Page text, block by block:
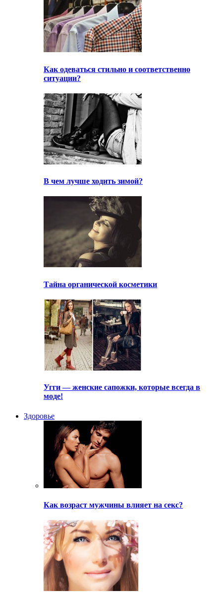
Как одеваться стильно и соответственно
ситуации?
В чем лучше ходить зимой?
Тайна органической косметики
Угги — женские сапожки, которые всегда в
моде!
Здоровье
Как возраст мужчины влияет на секс?